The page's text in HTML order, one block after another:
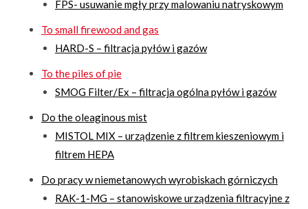
FPS- usuwanie mgły przy malowaniu natryskowym
To small firewood and gas
HARD-S – filtracja pyłów i gazów
To the piles of pie
SMOG Filter/Ex – filtracja ogólna pyłów i gazów
Do the oleaginous mist
MISTOL MIX – urządzenie z filtrem kieszeniowym i
filtrem HEPA
Do pracy w niemetanowych wyrobiskach górniczych
RAK-1-MG – stanowiskowe urządzenia filtracyjne z